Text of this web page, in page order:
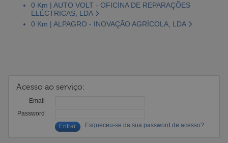
0 Km | AUTO VOLT - OFICINA DE REPARAÇÕES
ELÉCTRICAS, LDA
0 Km | ALPAGRO - INOVAÇÃO AGRÍCOLA, LDA
Acesso ao serviço:
Email
Password
Esqueceu-se da sua password de acesso?